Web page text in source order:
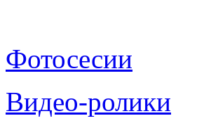
Фотосесии
Видео-ролики